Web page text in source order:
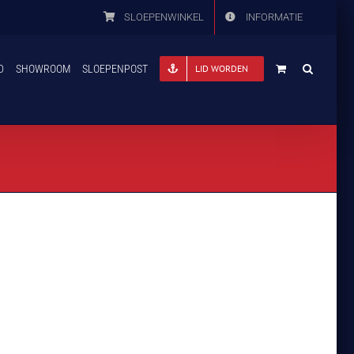
SLOEPENWINKEL INFORMATIE
SHOWROOM SLOEPENPOST LID WORDEN